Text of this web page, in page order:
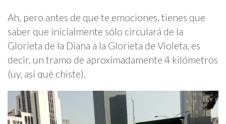
Ah, pero antes de que te emociones, tienes que
saber que inicialmente sólo circulará de la
Glorieta de la Diana a la Glorieta de Violeta, es
decir, un tramo de aproximadamente 4 kilómetros
(uy, así qué chiste).